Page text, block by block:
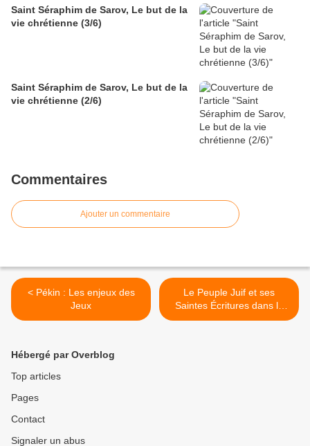
Saint Séraphim de Sarov, Le but de la
vie chrétienne (3/6)
Saint Séraphim de Sarov, Le but de la
vie chrétienne (2/6)
Commentaires
Ajouter un commentaire
< Pékin : Les enjeux des
Jeux
Le Peuple Juif et ses
Saintes Écritures dans la
Bible Chrétienne - 2 >
Hébergé par Overblog
Top articles
Pages
Contact
Signaler un abus